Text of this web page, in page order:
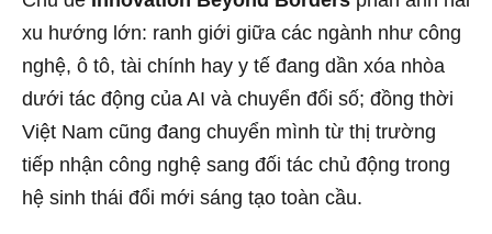
xu hướng lớn: ranh giới giữa các ngành như công
nghệ, ô tô, tài chính hay y tế đang dần xóa nhòa
dưới tác động của AI và chuyển đổi số; đồng thời
Việt Nam cũng đang chuyển mình từ thị trường
tiếp nhận công nghệ sang đối tác chủ động trong
hệ sinh thái đổi mới sáng tạo toàn cầu.